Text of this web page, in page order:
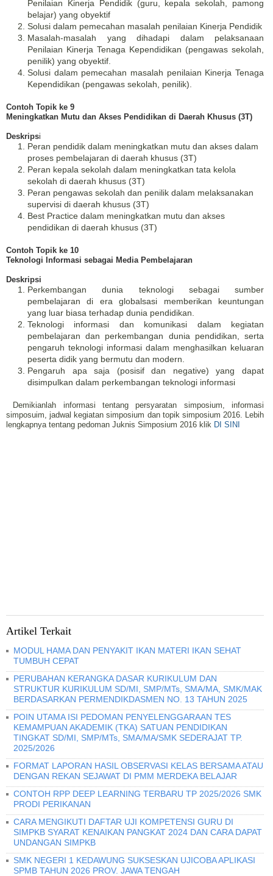
Penilaian Kinerja Pendidik (guru, kepala sekolah, pamong
belajar) yang obyektif
Solusi dalam pemecahan masalah penilaian Kinerja Pendidik
Masalah-masalah yang dihadapi dalam pelaksanaan
Penilaian Kinerja Tenaga Kependidikan (pengawas sekolah,
penilik) yang obyektif.
Solusi dalam pemecahan masalah penilaian Kinerja Tenaga
Kependidikan (pengawas sekolah, penilik).
Contoh Topik ke 9
Meningkatkan Mutu dan Akses Pendidikan di Daerah Khusus (3T)
Deskripsi
Peran pendidik dalam meningkatkan mutu dan akses dalam
proses pembelajaran di daerah khusus (3T)
Peran kepala sekolah dalam meningkatkan tata kelola
sekolah di daerah khusus (3T)
Peran pengawas sekolah dan penilik dalam melaksanakan
supervisi di daerah khusus (3T)
Best Practice dalam meningkatkan mutu dan akses
pendidikan di daerah khusus (3T)
Contoh Topik ke 10
Teknologi Informasi sebagai Media Pembelajaran
Deskripsi
Perkembangan dunia teknologi sebagai sumber
pembelajaran di era globalsasi memberikan keuntungan
yang luar biasa terhadap dunia pendidikan.
Teknologi informasi dan komunikasi dalam kegiatan
pembelajaran dan perkembangan dunia pendidikan, serta
pengaruh teknologi informasi dalam menghasilkan keluaran
peserta didik yang bermutu dan modern.
Pengaruh apa saja (posisif dan negative) yang dapat
disimpulkan dalam perkembangan teknologi informasi
Demikianlah informasi tentang persyaratan simposium, informasi
simposuim, jadwal kegiatan simposium dan topik simposium 2016. Lebih
lengkapnya tentang pedoman Juknis Simposium 2016 klik DI SINI
Artikel Terkait
MODUL HAMA DAN PENYAKIT IKAN MATERI IKAN SEHAT
TUMBUH CEPAT
PERUBAHAN KERANGKA DASAR KURIKULUM DAN
STRUKTUR KURIKULUM SD/MI, SMP/MTs, SMA/MA, SMK/MAK
BERDASARKAN PERMENDIKDASMEN NO. 13 TAHUN 2025
POIN UTAMA ISI PEDOMAN PENYELENGGARAAN TES
KEMAMPUAN AKADEMIK (TKA) SATUAN PENDIDIKAN
TINGKAT SD/MI, SMP/MTs, SMA/MA/SMK SEDERAJAT TP.
2025/2026
FORMAT LAPORAN HASIL OBSERVASI KELAS BERSAMA ATAU
DENGAN REKAN SEJAWAT DI PMM MERDEKA BELAJAR
CONTOH RPP DEEP LEARNING TERBARU TP 2025/2026 SMK
PRODI PERIKANAN
CARA MENGIKUTI DAFTAR UJI KOMPETENSI GURU DI
SIMPKB SYARAT KENAIKAN PANGKAT 2024 DAN CARA DAPAT
UNDANGAN SIMPKB
SMK NEGERI 1 KEDAWUNG SUKSESKAN UJICOBA APLIKASI
SPMB TAHUN 2026 PROV. JAWA TENGAH